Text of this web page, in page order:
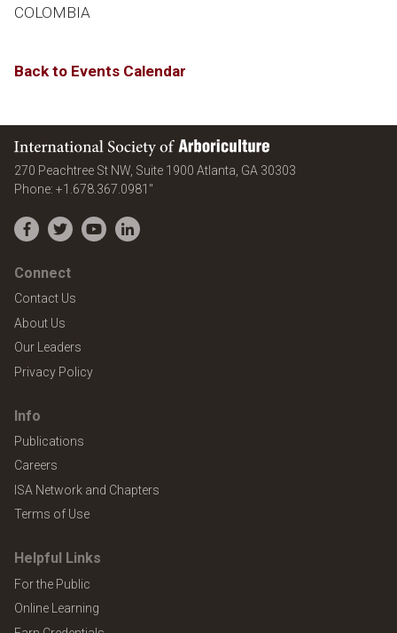
COLOMBIA
Back to Events Calendar
International Society of Arboriculture
270 Peachtree St NW, Suite 1900 Atlanta GA 30303
Phone: +1.678.367.0981"
Facebook
TwitterYouTubeLinkedIn
Connect
Contact Us
About Us
Our Leaders
Privacy Policy
Info
Publications
Careers
ISA Network and Chapters
Terms of Use
Helpful Links
For the Public
Online Learning